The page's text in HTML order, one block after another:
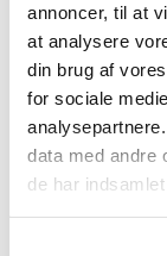
annoncer, til at
at analysere
din brug af
for sociale
data med andre
de har
3-
kr. 25.00 Læs
5